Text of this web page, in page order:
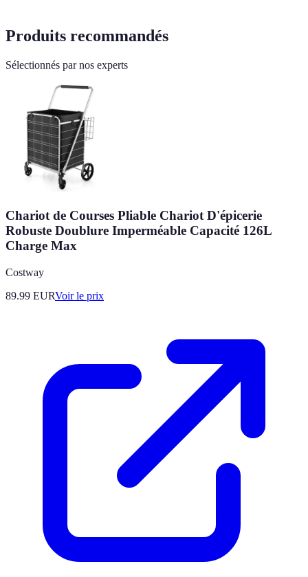
Produits recommandés
Sélectionnés par nos experts
Chariot de Courses Pliable Chariot D'épicerie
Robuste Doublure Imperméable Capacité 126L
Charge Max
Costway
89.99 EURVoir le prix